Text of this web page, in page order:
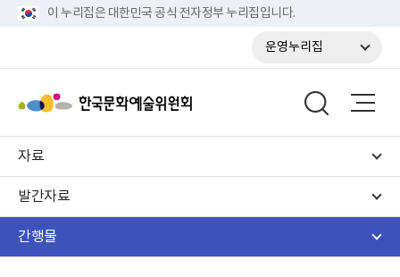
이 누리집은 대한민국 공식 전자정부 누리집입니다.
운영누리집
자료
발간자료
간행물